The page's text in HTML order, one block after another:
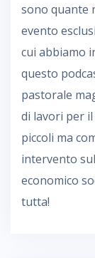
sono quante
evento
cui abbiamo
questo
pastorale
di lavori per
piccoli ma
intervento
economico
tutta!